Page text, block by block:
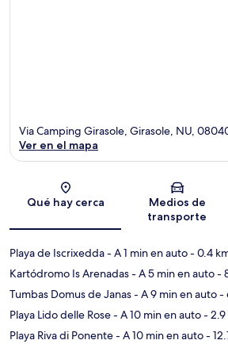
Sección del
Via Camping Girasole, Girasole, NU,
Ver en el mapa
Qué hay cerca
Medios de
transporte
Playa de Iscrixedda- A 1 min en auto- 0.4
Kartódromo Is Arenadas- A 5 min en auto-
Tumbas Domus de Janas- A 9 min en auto-
Playa Lido delle Rose- A 10 min en auto- 2.9
Playa Riva di Ponente- A 10 min en auto-